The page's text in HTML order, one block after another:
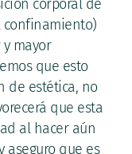
corporal de
confinamiento)
mayor
que esto
de estética, no
que esta
al hacer aún
aseguro que es